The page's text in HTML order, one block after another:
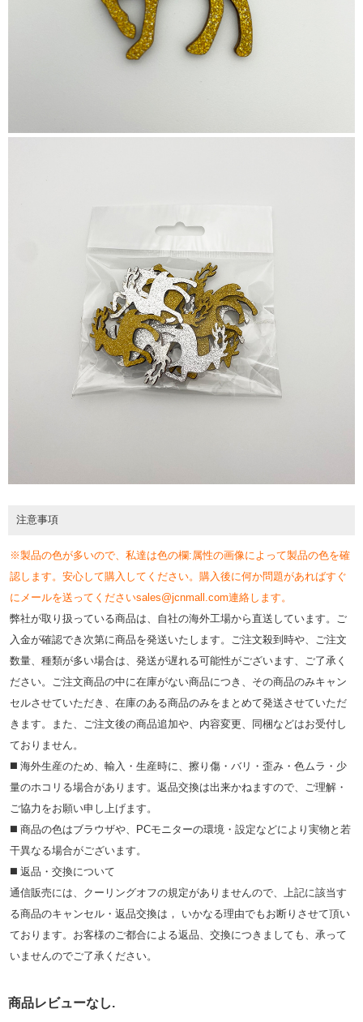
注意事項
※製品の色が多いので、私達は色の欄:属性の画像によって製品の色を確
認します。安心して購入してください。購入後に何か問題があればすぐ
にメールを送ってくださいsales@jcnmall.com連絡します。
弊社が取り扱っている商品は、自社の海外工場から直送しています。ご
入金が確認でき次第に商品を発送いたします。ご注文殺到時や、ご注文
数量、種類が多い場合は、発送が遅れる可能性がございます、ご了承く
ださい。ご注文商品の中に在庫がない商品につき、その商品のみキャン
セルさせていただき、在庫のある商品のみをまとめて発送させていただ
きます。また、ご注文後の商品追加や、内容変更、同梱などはお受付し
ておりません。
◼️ 海外⽣産のため、輸⼊・⽣産時に、擦り傷・バリ・歪み・色ムラ・少
量のホコリる場合があります。返品交換は出来かねますので、ご理解・
ご協⼒をお願い申し上げます。
◼️ 商品の⾊はブラウザや、PCモニターの環境・設定などにより実物と若
⼲異なる場合がございます。
◼️ 返品・交換について
通信販売には、クーリングオフの規定がありませんので、上記に該当す
る商品のキャンセル・返品交換は， いかなる理由でもお断りさせて頂い
ております。お客様のご都合による返品、交換につきましても、承って
いませんのでご了承ください。
商品レビューなし.